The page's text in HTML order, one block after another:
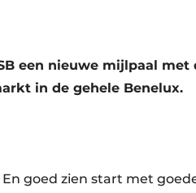
een nieuwe mijlpaal
in de gehele Benelux.
goed zien start met